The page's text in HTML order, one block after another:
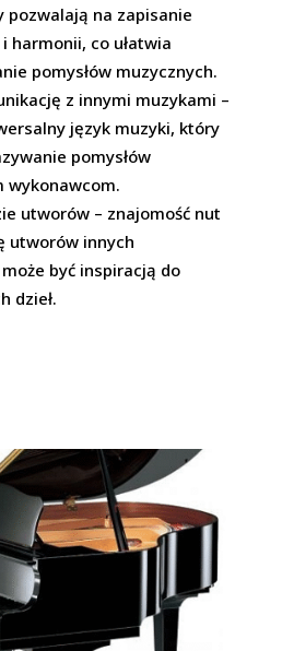
pozwalają na zapisanie
harmonii, co ułatwia
pomysłów muzycznych.
z innymi muzykami –
język muzyki, który
pomysłów
wykonawcom.
utworów – znajomość nut
utworów innych
być inspiracją do
dzieł.